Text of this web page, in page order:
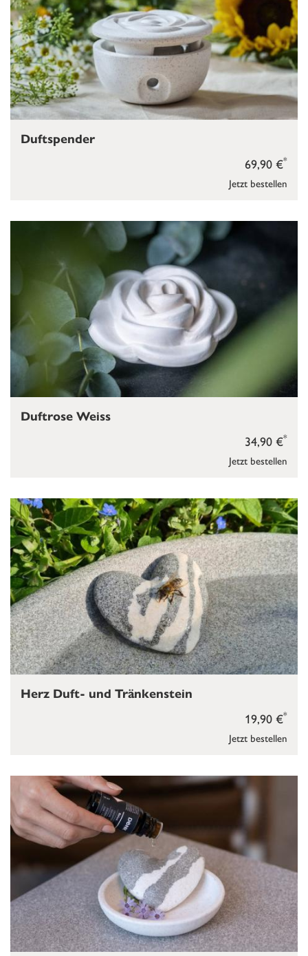
Jetzt bestellen
69,90 €*
Duftspender
Jetzt bestellen
34,90 €*
Duftrose Weiss
Jetzt bestellen
19,90 €*
Herz Duft- und Tränkenstein